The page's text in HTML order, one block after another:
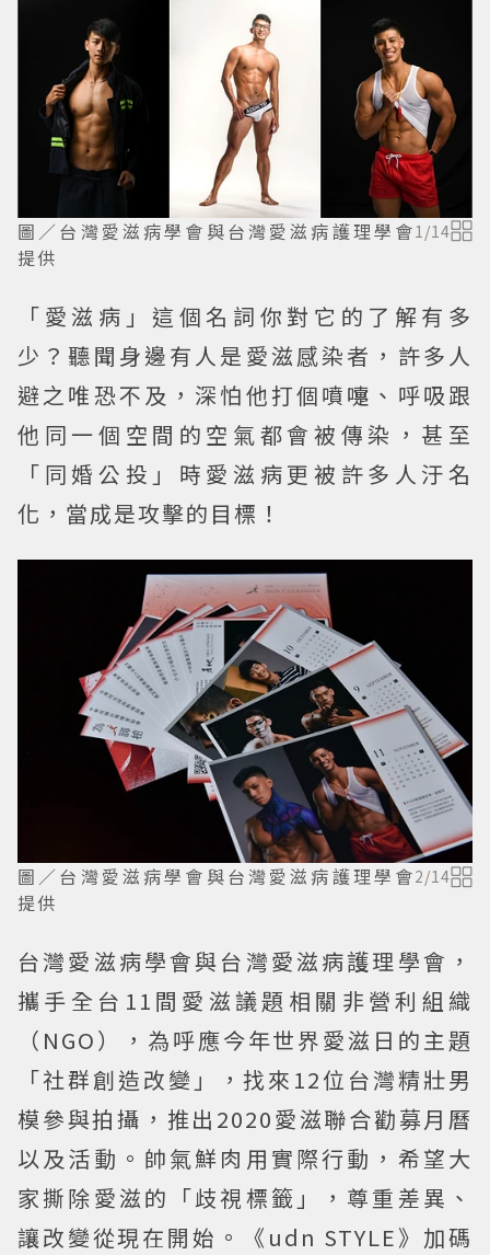
圖／台灣愛滋病學會與台灣愛滋病護理學會
提供
1 /14
「愛滋病」這個名詞你對它的了解有多
少？聽聞身邊有人是愛滋感染者，許多人
避之唯恐不及，深怕他打個噴嚏、呼吸跟
他同一個空間的空氣都會被傳染，甚至
「同婚公投」時愛滋病更被許多人汙名
化，當成是攻擊的目標！
圖／台灣愛滋病學會與台灣愛滋病護理學會
提供
2/14
台灣愛滋病學會與台灣愛滋病護理學會，
攜手全台11間愛滋議題相關非營利組織
（NGO），為呼應今年世界愛滋日的主題
「社群創造改變」，找來12位台灣精壯男
模參與拍攝，推出2020愛滋聯合勸募月曆
以及活動。帥氣鮮肉用實際行動，希望大
家撕除愛滋的「歧視標籤」，尊重差異、
讓改變從現在開始。《udn STYLE》加碼